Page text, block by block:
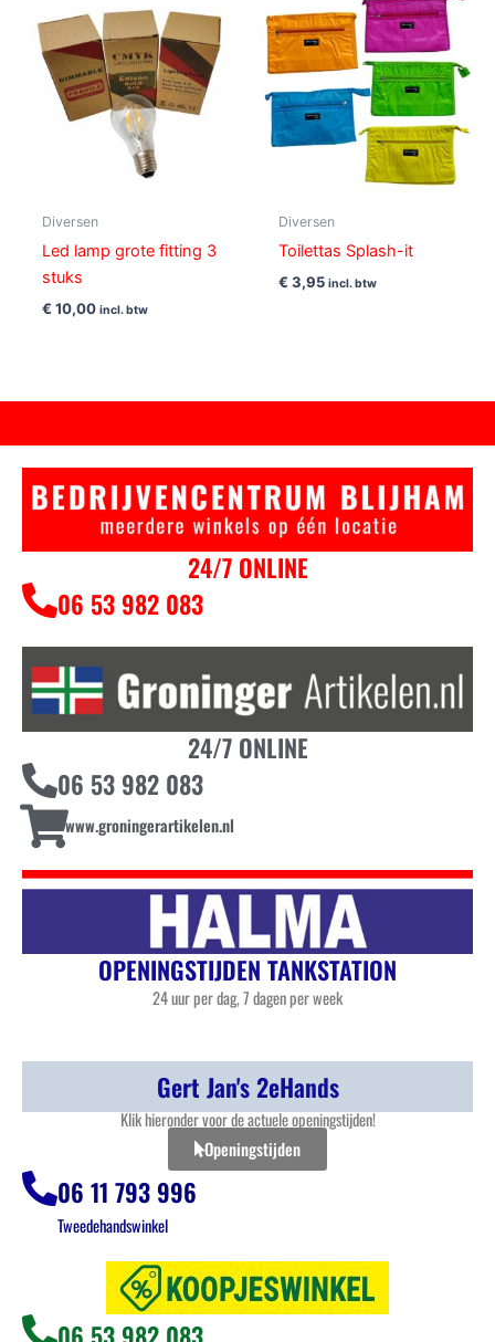
Diversen
Led lamp grote fitting 3
stuks
€ 10,00 incl. btw
Diversen
Toilettas Splash-it
€ 3,95 incl. btw
24/7 ONLINE
06 53 982 083
24/7 ONLINE
06 53 982 083
www.groningerartikelen.nl
OPENINGSTIJDEN TANKSTATION
24 uur per dag, 7 dagen per week
Gert Jan's 2eHands
Klik hieronder voor de actuele openingstijden!
Openingstijden
06 11 793 996
Tweedehandswinkel